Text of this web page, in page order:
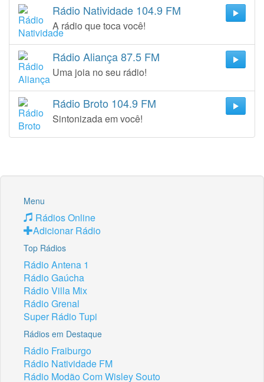
Rádio Natividade 104.9 FM
A rádio que toca você!
Rádio Aliança 87.5 FM
Uma joia no seu rádio!
Rádio Broto 104.9 FM
Sintonizada em você!
Menu
Rádios Online
Adicionar Rádio
Top Rádios
Rádio Antena 1
Rádio Gaúcha
Rádio Villa Mix
Rádio Grenal
Super Rádio Tupi
Rádios em Destaque
Rádio Fraiburgo
Rádio Natividade FM
Rádio Modão Com Wisley Souto